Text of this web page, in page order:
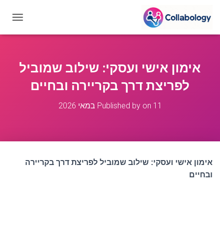
O
אימון אישי ועסקי: שילוב שמוביל
לפריצת דרך בקריירה ובחיים
Published by on 11 במאי 2026
אימון אישי ועסקי: שילוב שמוביל לפריצת דרך בקריירה
ובחיים